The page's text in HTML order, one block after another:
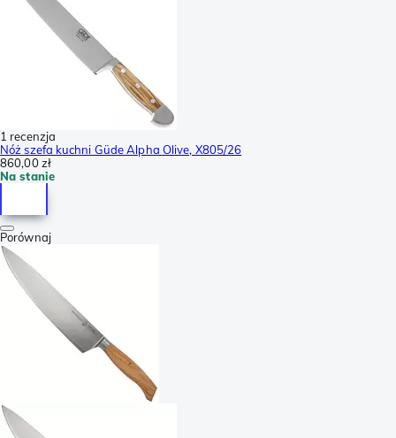
1 recenzja
Nóż szefa kuchni Güde Alpha Olive, X805/26
860,00 zł
Na stanie
Porównaj